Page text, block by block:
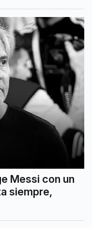
Messi con un
siempre,